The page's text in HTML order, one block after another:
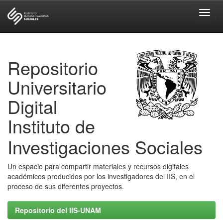
Repositorio
Universitario
Digital
Instituto de
Investigaciones Sociales
Un espacio para compartir materiales y recursos digitales
académicos producidos por los investigadores del IIS, en el
proceso de sus diferentes proyectos.
Repositorio del IIS-UNAM